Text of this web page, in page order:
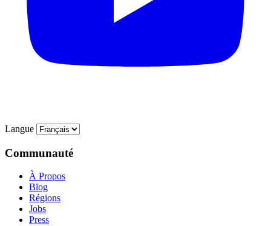
Langue
Communauté
À Propos
Blog
Régions
Jobs
Press